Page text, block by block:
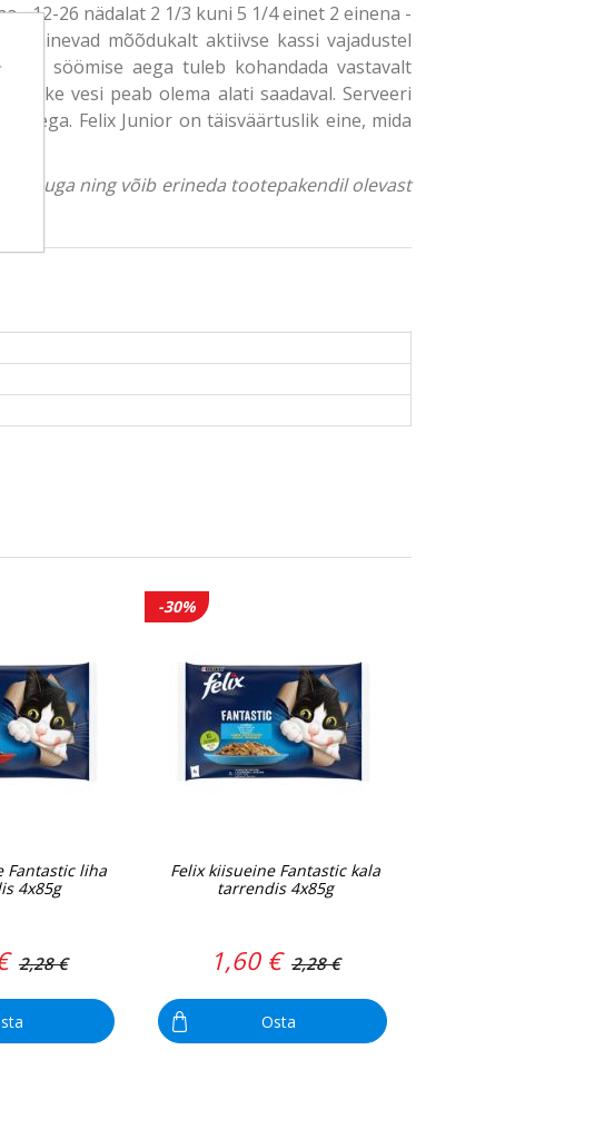
- 12-26 nädalat 2 1/3 kuni 5 1/4 einet 2 einena -
mõõdukalt aktiivse kassi vajadustel
või söömise aega tuleb kohandada vastavalt
vesi peab olema alati saadaval. Serveeri
sega. Felix Junior on täisväärtuslik eine, mida
ning võib erineda tootepakendil olevast
Fantastic liha
4x85g
2,28 €
-30%
Felix kiisueine Fantastic kala
tarrendis 4x85g
1,60 € 2,28 €
Osta